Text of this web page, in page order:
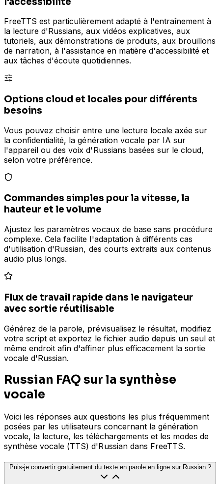
FreeTTS est particulièrement adapté à l'entraînement à
la lecture d'Russians, aux vidéos explicatives, aux
tutoriels, aux démonstrations de produits, aux brouillons
de narration, à l'assistance en matière d'accessibilité et
aux tâches d'écoute quotidiennes.
Options cloud et locales pour différents
besoins
Vous pouvez choisir entre une lecture locale axée sur
la confidentialité, la génération vocale par IA sur
l'appareil ou des voix d'Russians basées sur le cloud,
selon votre préférence.
Commandes simples pour la vitesse, la
hauteur et le volume
Ajustez les paramètres vocaux de base sans procédure
complexe. Cela facilite l'adaptation à différents cas
d'utilisation d'Russian, des courts extraits aux contenus
audio plus longs.
Flux de travail rapide dans le navigateur
avec sortie réutilisable
Générez de la parole, prévisualisez le résultat, modifiez
votre script et exportez le fichier audio depuis un seul et
même endroit afin d'affiner plus efficacement la sortie
vocale d'Russian.
Russian FAQ sur la synthèse
vocale
Voici les réponses aux questions les plus fréquemment
posées par les utilisateurs concernant la génération
vocale, la lecture, les téléchargements et les modes de
synthèse vocale (TTS) d'Russian dans FreeTTS.
Puis-je convertir gratuitement du texte en parole en ligne sur Russian ?